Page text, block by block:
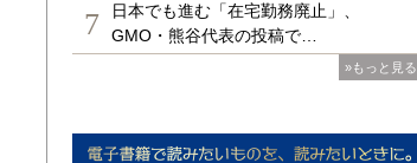
7
日本でも進む「在宅勤務廃止」、
GMO・熊谷代表の投稿で…
»もっと見る